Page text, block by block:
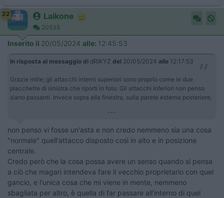
22 Laikone
20535
Inserito il 20/05/2024 alle: 12:45:53
In risposta al messaggio di dRIKYZ del 20/05/2024 alle 12:17:53
Grazie mille; gli attacchi interni superiori sono proprio come le due
placchette di sinistra che riporti in foto. Gli attacchi inferiori non penso
siano passanti. Invece sopra alla finestra, sulla parete esterna posteriore,
...
non penso vi fosse un'asta e non credo nemmeno sia una cosa
"normale" quell'attacco disposto così in alto e in posizione
centrale.
Credo però che la cosa possa avere un senso quando si pensa
a ciò che magari intendeva fare il vecchio proprietario con quel
gancio, e l'unica cosa che mi viene in mente, nemmeno
sbagliata per altro, è quella di far passare all'interno di quel